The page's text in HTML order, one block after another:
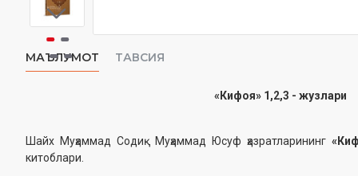
МАЪЛУМОТ ТАВСИЯ
«Кифоя» 1,2,3 - жузлари
Шайх Муҳаммад Содиқ Муҳаммад Юсуф ҳазратларининг
китоблари.